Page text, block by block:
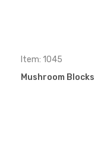
Item: 1045
Mushroom Blocks